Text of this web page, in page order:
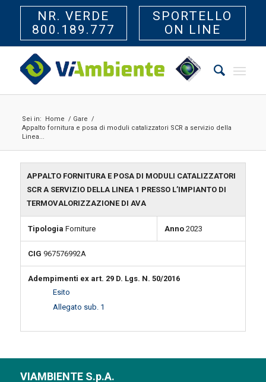
NR. VERDE
800.189.777
SPORTELLO
ON LINE
Sei in: Home / Gare /
Appalto fornitura e posa di moduli catalizzatori SCR a servizio della
Linea...
APPALTO FORNITURA E POSA DI MODULI CATALIZZATORI
SCR A SERVIZIO DELLA LINEA 1 PRESSO L’IMPIANTO DI
TERMOVALORIZZAZIONE DI AVA
Tipologia Forniture Anno2023
CIG 967576992A
Adempimenti ex art. 29 D. Lgs. N. 50/2016
Esito
Allegato sub. 1
VIAMBIENTE S.p.A.